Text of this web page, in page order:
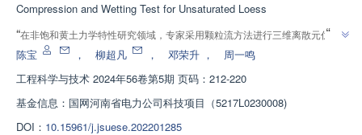
Compression and Wetting Test for Unsaturated Loess
“在非饱和黄土力学特性研究领域，专家采用颗粒流方法进行三维离散元仿真
模拟分析，建立了软胶结接触模型，准确复现了非饱和黄土侧限压缩和快速增
”
陈宝 ， 柳超凡 ， 邓荣升 ，
周一鸣
工程科学与技术 2024年56卷第5期 页码：212-220
基金信息： 国网河南省电力公司科技项目（5217L0230008)
DOI： 10.15961/j.jsuese.202201285